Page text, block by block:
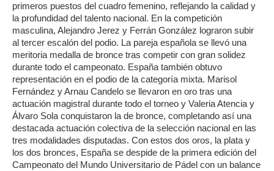
primeros puestos del cuadro femenino, reflejando la calidad y
la profundidad del talento nacional. En la competición
masculina, Alejandro Jerez y Ferrán González lograron subir
al tercer escalón del podio. La pareja española se llevó una
meritoria medalla de bronce tras competir con gran solidez
durante todo el campeonato. España también obtuvo
representación en el podio de la categoría mixta. Marisol
Fernández y Arnau Candelo se llevaron en oro tras una
actuación magistral durante todo el torneo y Valeria Atencia y
Álvaro Sola conquistaron la de bronce, completando así una
destacada actuación colectiva de la selección nacional en las
tres modalidades disputadas. Con estos dos oros, la plata y
los dos bronces, España se despide de la primera edición del
Campeonato del Mundo Universitario de Pádel con un balance